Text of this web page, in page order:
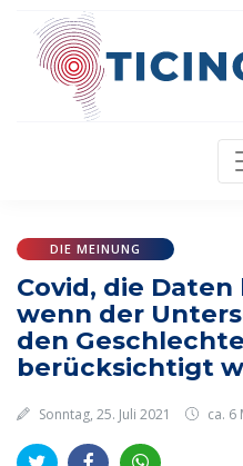
DIE MEINUNG
Covid, die
wenn der
den
berücksichtigt
Sonntag, 25. Juli 2021 ca. 6